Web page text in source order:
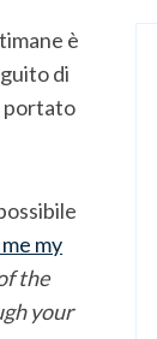
è
di
portato
my
the
your